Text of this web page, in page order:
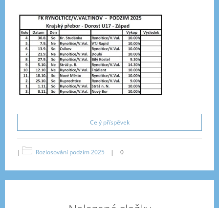
Celý příspěvek
| Rozlosování podzim 2025 | 0